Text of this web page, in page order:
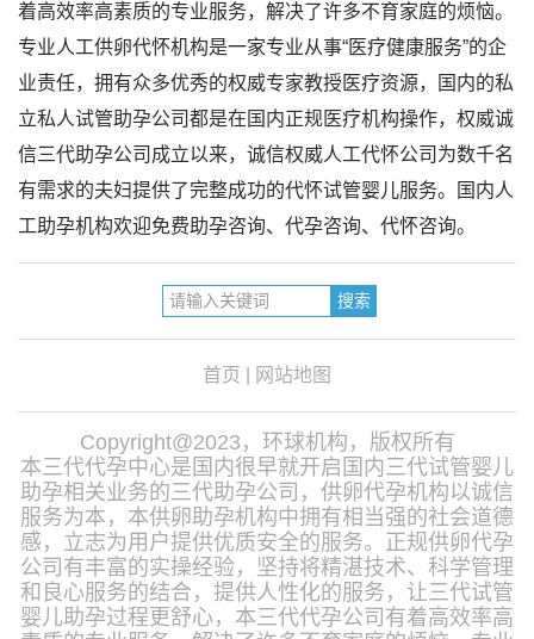
着高效率高素质的专业服务，解决了许多不育家庭的烦恼。
专业人工供卵代怀机构是一家专业从事“医疗健康服务”的企
业责任，拥有众多优秀的权威专家教授医疗资源，国内的私
立私人试管助孕公司都是在国内正规医疗机构操作，权威诚
信三代助孕公司成立以来，诚信权威人工代怀公司为数千名
有需求的夫妇提供了完整成功的代怀试管婴儿服务。国内人
工助孕机构欢迎免费助孕咨询、代孕咨询、代怀咨询。
首页 网站地图
Copyright@2023，环球机构，版权所有
本三代代孕中心是国内很早就开启国内三代试管婴儿
助孕相关业务的三代助孕公司，供卵代孕机构以诚信
服务为本，本供卵助孕机构中拥有相当强的社会道德
感，立志为用户提供优质安全的服务。正规供卵代孕
公司有丰富的实操经验，坚持将精湛技术、科学管理
和良心服务的结合，提供人性化的服务，让三代试管
婴儿助孕过程更舒心，本三代代孕公司有着高效率高